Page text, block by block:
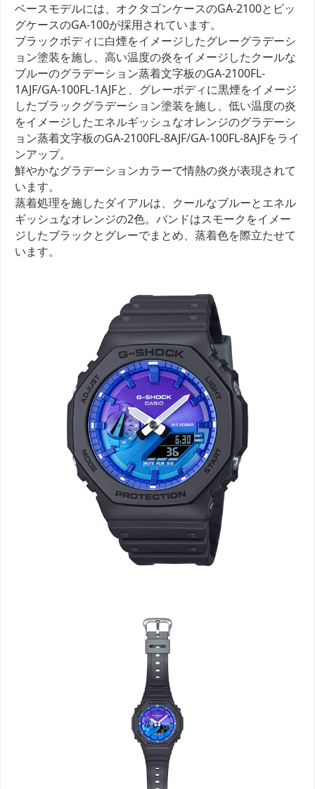
ベースモデルには、オクタゴンケースのGA-2100とビッ
グケースのGA-100が採用されています。
ブラックボディに白煙をイメージしたグレーグラデーシ
ョン塗装を施し、高い温度の炎をイメージしたクールな
ブルーのグラデーション蒸着文字板のGA-2100FL-
1AJF/GA-100FL-1AJFと、グレーボディに黒煙をイメージ
したブラックグラデーション塗装を施し、低い温度の炎
をイメージしたエネルギッシュなオレンジのグラデーシ
ョン蒸着文字板のGA-2100FL-8AJF/GA-100FL-8AJFをライ
ンアップ。
鮮やかなグラデーションカラーで情熱の炎が表現されて
います。
蒸着処理を施したダイアルは、クールなブルーとエネル
ギッシュなオレンジの2色。バンドはスモークをイメー
ジしたブラックとグレーでまとめ、蒸着色を際立たせて
います。